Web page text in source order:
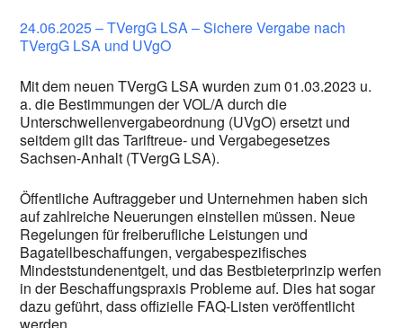
24.06.2025 – TVergG LSA – Sichere Vergabe nach
TVergG LSA und UVgO
Mit dem neuen TVergG LSA wurden zum 01.03.2023 u.
a. die Bestimmungen der VOL/A durch die
Unterschwellenvergabeordnung (UVgO) ersetzt und
seitdem gilt das Tariftreue- und Vergabegesetzes
Sachsen-Anhalt (TVergG LSA).
Öffentliche Auftraggeber und Unternehmen haben sich
auf zahlreiche Neuerungen einstellen müssen. Neue
Regelungen für freiberufliche Leistungen und
Bagatellbeschaffungen, vergabespezifisches
Mindeststundenentgelt, und das Bestbieterprinzip werfen
in der Beschaffungspraxis Probleme auf. Dies hat sogar
dazu geführt, dass offizielle FAQ-Listen veröffentlicht